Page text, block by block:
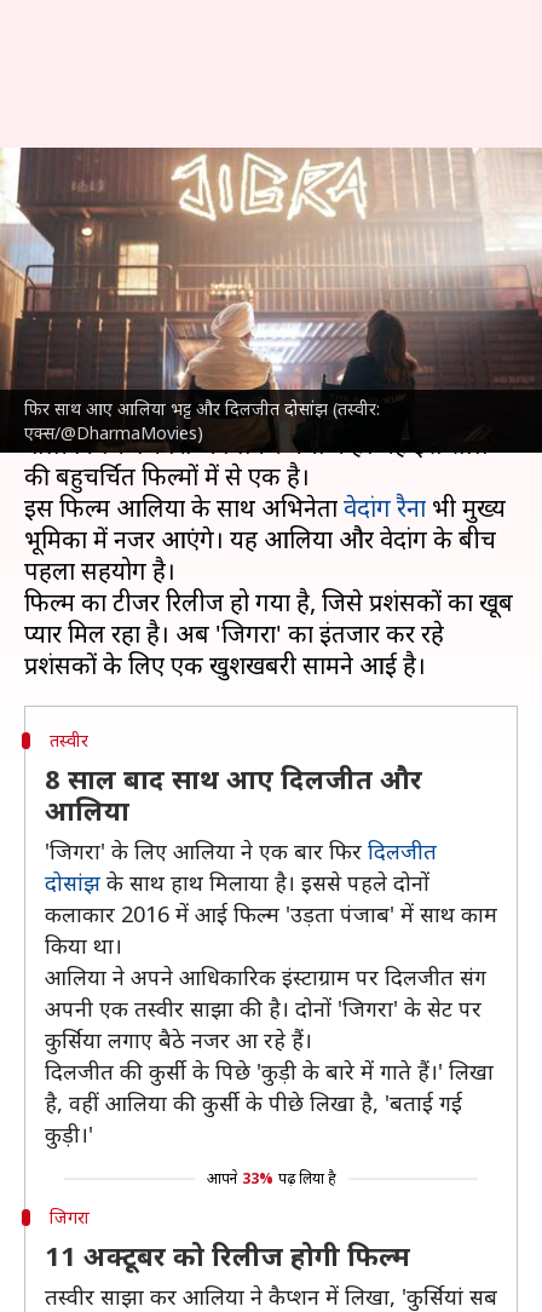
फिर साथ आए आलिया भट्ट और दिलजीत दोसांझ (तस्वीर:
एक्स/@DharmaMovies)
'जिगरा' के लिए फिर साथ आए
आलिया भट्ट और दिलजीत दोसांझ,
प्रशंसक हुए उत्साहित
लेखन दीक्षा शर्मा Sep 13, 2024 01:56 pm
क्या है खबर?
अभिनेत्रीआलिया भट्टपिछले लंबे समय से अपनी आने
वाली फिल्म 'जिगरा' को लेकर चर्चा में हैं। यह इस साल
की बहुचर्चित फिल्मों में से एक है।
इस फिल्म आलिया के साथ अभिनेतावेदांग रैना भी मुख्य
भूमिका में नजर आएंगे। यह आलिया और वेदांग के बीच
पहला सहयोग है।
फिल्म का टीजर रिलीज हो गया है, जिसे प्रशंसकों का खूब
प्यार मिल रहा है। अब 'जिगरा' का इंतजार कर रहे
तस्वीर
8 साल बाद साथ आए दिलजीत और
आलिया
'जिगरा' के लिए आलिया ने एक बार फिर दिलजीत
दोसांझ के साथ हाथ मिलाया है। इससे पहले दोनों
कलाकार 2016 में आई फिल्म 'उड़ता पंजाब' में साथ काम
किया था।
आलिया ने अपने आधिकारिक इंस्टाग्राम पर दिलजीत संग
अपनी एक तस्वीर साझा की है। दोनों 'जिगरा' के सेट पर
कुर्सिया लगाए बैठे नजर आ रहे हैं।
दिलजीत की कुर्सी के पिछे 'कुड़ी के बारे में गाते हैं।' लिखा
है, वहीं आलिया की कुर्सी के पीछे लिखा है, 'बताई गई
कुड़ी।'
आपने 33% पढ़ लिया है
जिगरा
11 अक्टूबर को रिलीज होगी फिल्म
तस्वीर साझा कर आलिया ने कैप्शन में लिखा, 'कुर्सियां सब